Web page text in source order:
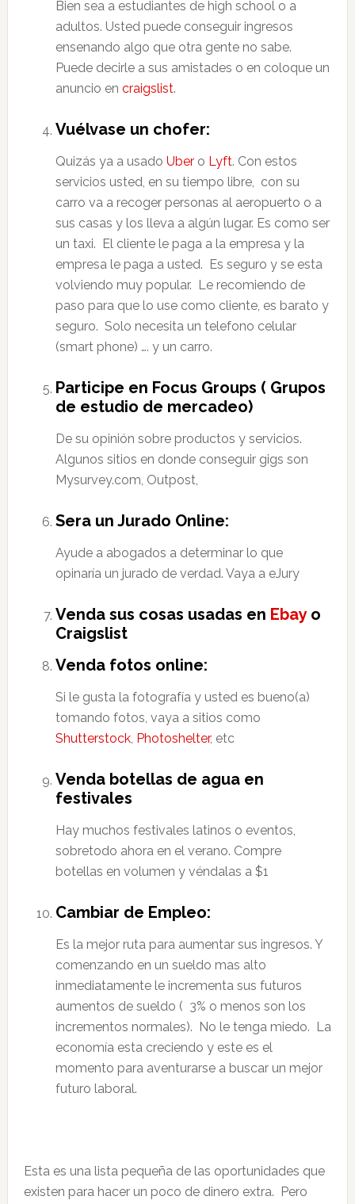
Bien sea a estudiantes de high school o a
adultos. Usted puede conseguir ingresos
ensenando algo que otra gente no sabe.
Puede decirle a sus amistades o en coloque un
anuncio en craigslist.
Vuélvase un chofer:
Quizás ya a usado Uber o Lyft. Con estos
servicios usted, en su tiempo libre, con su
carro va a recoger personas al aeropuerto o a
sus casas y los lleva a algún lugar. Es como ser
un taxi. El cliente le paga a la empresa y la
empresa le paga a usted. Es seguro y se esta
volviendo muy popular. Le recomiendo de
paso para que lo use como cliente, es barato y
seguro. Solo necesita un telefono celular
(smart phone) …. y un carro.
Participe en Focus Groups ( Grupos
de estudio de mercadeo)
De su opinión sobre productos y servicios.
Algunos sitios en donde conseguir gigs son
Mysurvey.com, Outpost,
Sera un Jurado Online:
Ayude a abogados a determinar lo que
opinaría un jurado de verdad. Vaya a eJury
Venda sus cosas usadas en Ebay o
Craigslist
Venda fotos online:
Si le gusta la fotografía y usted es bueno(a)
tomando fotos, vaya a sitios como
Shutterstock, Photoshelter, etc
Venda botellas de agua en
festivales
Hay muchos festivales latinos o eventos,
sobretodo ahora en el verano. Compre
botellas en volumen y véndalas a $1
Cambiar de Empleo:
Es la mejor ruta para aumentar sus ingresos. Y
comenzando en un sueldo mas alto
inmediatamente le incrementa sus futuros
aumentos de sueldo ( 3% o menos son los
incrementos normales). No le tenga miedo. La
economía esta creciendo y este es el
momento para aventurarse a buscar un mejor
futuro laboral.
Esta es una lista pequeña de las oportunidades que
existen para hacer un poco de dinero extra. Pero